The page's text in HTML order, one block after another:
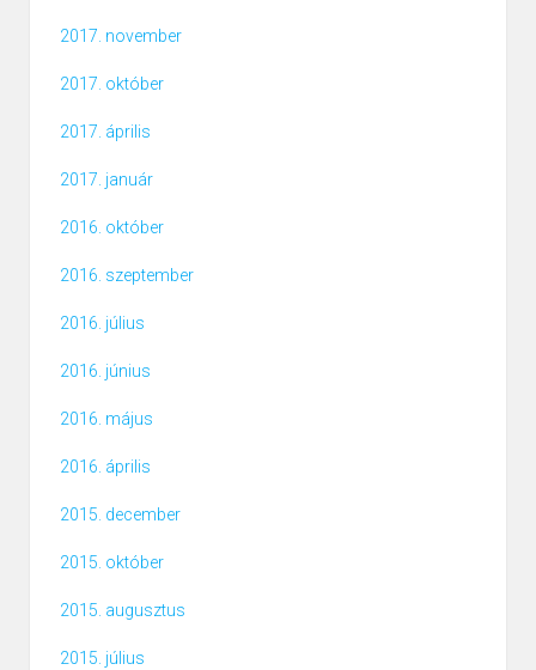
2017. november
2017. október
2017. április
2017. január
2016. október
2016. szeptember
2016. július
2016. június
2016. május
2016. április
2015. december
2015. október
2015. augusztus
2015. július